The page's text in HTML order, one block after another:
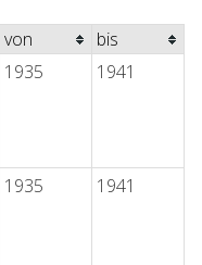
von
bis
1935 1941
1935 1941